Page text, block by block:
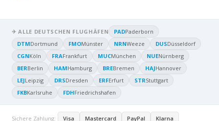
✈ ALLE DEUTSCHEN FLUGHÄFEN PADPaderborn
DTMDortmund FMOMünster NRNWeeze DUSDüsseldorf
CGNKöln FRAFrankfurt MUCMünchen NUENürnberg
BERBerlin HAMHamburg BREBremen HAJHannover
LEJLeipzig DRSDresden ERFErfurt STRStuttgart
FKBKarlsruhe FDHFriedrichshafen
Sichere Zahlung: Visa Mastercard PayPal
Klarna